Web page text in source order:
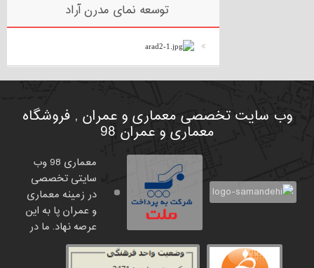
توسعه نمای مدرن آراد
وب سایت تخصصی معماری و عمران , فروشگاه
معماری و عمران 98
معماری 98 وب
سایتی تخصصی
در زمینه معماری
و عمران پا به این
عرصه نهاد. ما در